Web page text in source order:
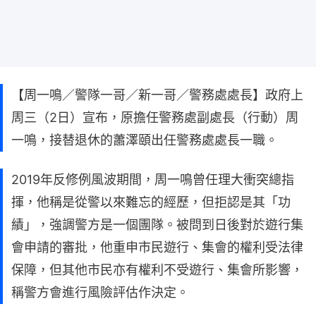
【周一鳴／警隊一哥／新一哥／警務處處長】政府上
周三（2日）宣布，原擔任警務處副處長（行動）周
一鳴，接替退休的蕭澤頤出任警務處處長一職。
2019年反修例風波期間，周一鳴曾任理大衝突總指
揮，他稱是從警以來難忘的經歷，但拒認是其「功
績」，強調警方是一個團隊。被問到日後對於遊行集
會申請的審批，他重申市民遊行、集會的權利受法律
保障，但其他市民亦有權利不受遊行、集會所影響，
稱警方會進行風險評估作決定。